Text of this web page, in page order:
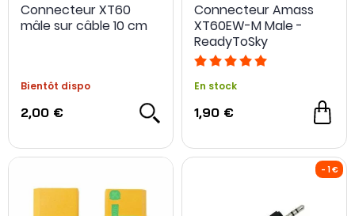
Connecteur XT60
mâle sur câble 10 cm
Bientôt dispo
2,00 €
Connecteur Amass
XT60EW-M Male -
ReadyToSky
En stock
1,90 €